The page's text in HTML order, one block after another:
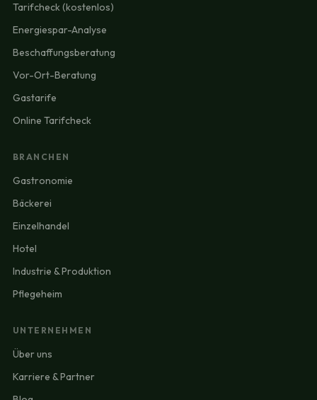
Tarifcheck (kostenlos)
Energiespar-Analyse
Beschaffungsberatung
Vor-Ort-Beratung
Gastarife
Online Tarifcheck
BRANCHEN
Gastronomie
Bäckerei
Einzelhandel
Hotel
Industrie & Produktion
Pflegeheim
UNTERNEHMEN
Über uns
Karriere & Partner